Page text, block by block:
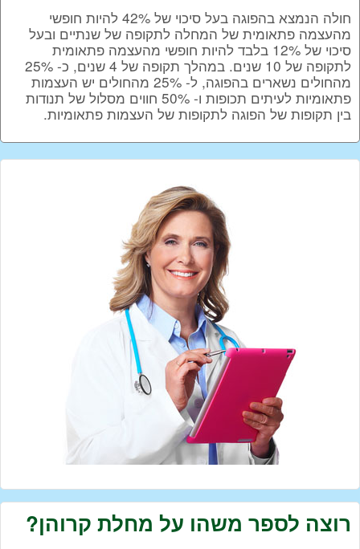
חולה הנמצא בהפוגה בעל סיכוי של 42% להיות חופשי
מהעצמה פתאומית של המחלה לתקופה של שנתיים ובעל
סיכוי של 12% בלבד להיות חופשי מהעצמה פתאומית
לתקופה של 10 שנים. במהלך תקופה של 4 שנים, כ- 25%
מהחולים נשארים בהפוגה, ל- 25% מהחולים יש העצמות
פתאומיות לעיתים תכופות ו- 50% חווים מסלול של תנודות
בין תקופות של הפוגה לתקופות של העצמות פתאומיות.
רוצה לספר משהו על מחלת קרוהן?